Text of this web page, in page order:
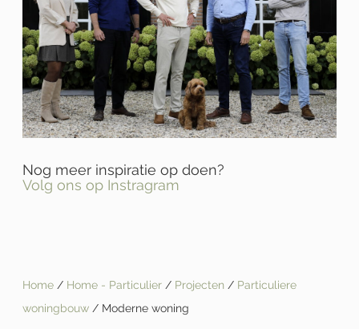
Nog meer inspiratie op doen?
Volg ons op Instragram
Home / Home - Particulier / Projecten / Particuliere
woningbouw / Moderne woning